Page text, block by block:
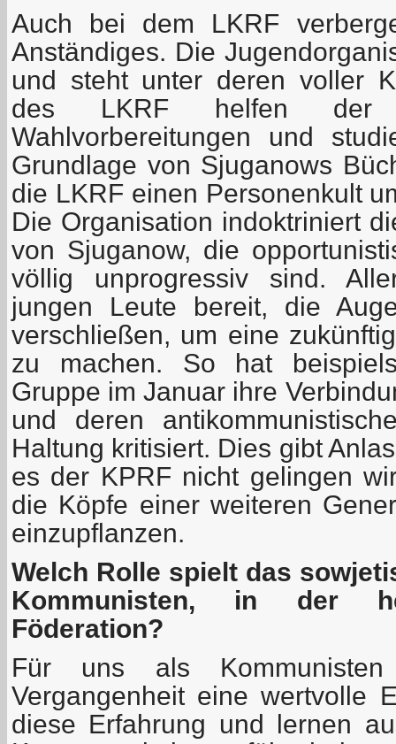
Auch bei dem LKRF
Anständiges. Die
und steht unter deren voller
des LKRF helfen
Wahlvorbereitungen und
Grundlage von Sjuganows
die LKRF einen Personenkult
Die Organisation indoktriniert
von Sjuganow, die
völlig unprogressiv sind.
jungen Leute bereit, die
verschließen, um eine
zu machen. So hat
Gruppe im Januar ihre
und deren
Haltung kritisiert. Dies gibt
es der KPRF nicht gelingen
die Köpfe einer weiteren
einzupflanzen.
Welch Rolle spielt das
Kommunisten, in der
Föderation?
Für uns als
Vergangenheit eine wertvolle
diese Erfahrung und lernen